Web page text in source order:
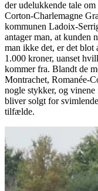
der udelukkende tale
Corton-Charlemagne
kommunen Ladoix-
antager man, at kunden
man ikke det, er det blot
1.000 kroner, uanset
kommer fra. Blandt de
Montrachet, Romanée-
nogle stykker, og vinene
bliver solgt for
tilfælde.